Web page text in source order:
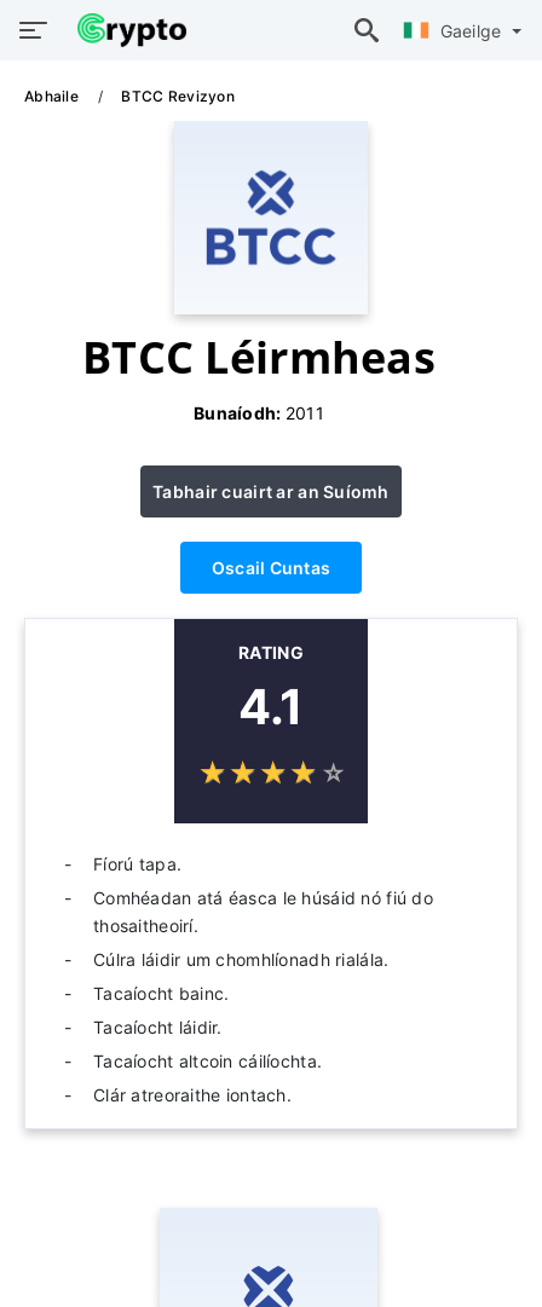
Gaeilge
Abhaile BTCC Revizyon
BTCC Léirmheas
Bunaíodh: 2011
Tabhair cuairt ar an Suíomh
Oscail Cuntas
RATING
4.1
☆☆☆☆ ☆
★★★★ ★
Fíorú tapa.
Comhéadan atá éasca le húsáid nó fiú do
thosaitheoirí.
Cúlra láidir um chomhlíonadh rialála.
Tacaíocht bainc.
Tacaíocht láidir.
Tacaíocht altcoin cáilíochta.
Clár atreoraithe iontach.